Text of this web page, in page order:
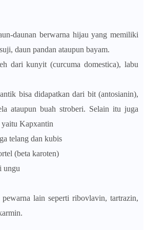
daunan berwarna hijau yang memiliki
daun pandan ataupun bayam.
dari kunyit (curcuma domestica), labu
bisa didapatkan dari bit (antosianin),
ataupun buah stroberi. Selain itu juga
yaitu Kapxantin
telang dan kubis
(beta karoten)
ungu
lain seperti ribovlavin, tartrazin,